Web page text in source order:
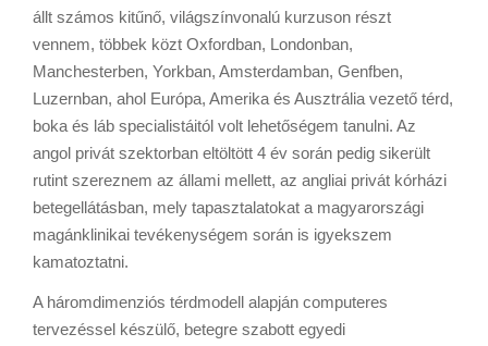
állt számos kitűnő, világszínvonalú kurzuson részt
vennem, többek közt Oxfordban, Londonban,
Manchesterben, Yorkban, Amsterdamban, Genfben,
Luzernban, ahol Európa, Amerika és Ausztrália vezető térd,
boka és láb specialistáitól volt lehetőségem tanulni. Az
angol privát szektorban eltöltött 4 év során pedig sikerült
rutint szereznem az állami mellett, az angliai privát kórházi
betegellátásban, mely tapasztalatokat a magyarországi
magánklinikai tevékenységem során is igyekszem
kamatoztatni.
A háromdimenziós térdmodell alapján computeres
tervezéssel készülő, betegre szabott egyedi